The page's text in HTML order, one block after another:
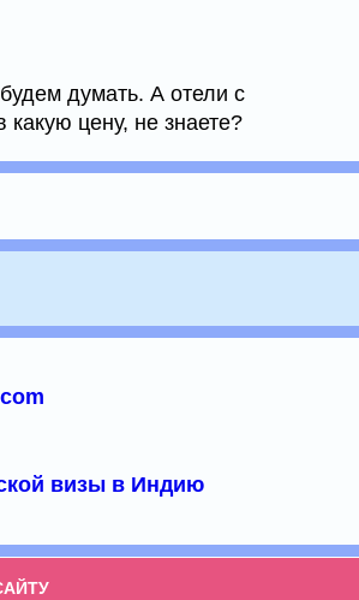
думать. А отели с
какую цену, не знаете?
визы в Индию